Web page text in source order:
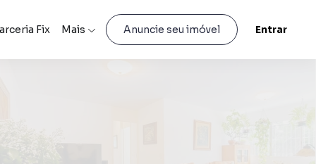
Fix Mais Anuncie seu imóvel Entrar